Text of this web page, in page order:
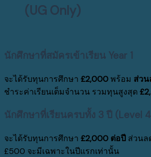
(UG Only)
นักศึกษาที่สมัครเข้าเรียน Year 1
จะได้รับทุนการศึกษา £2,000พร้อม ส่ว
ชำระค่าเรียนเต็มจำนวน รวมทุนสูงสุด
นักศึกษาที่เรียนครบทั้ง 3 ปี (Level
จะได้รับทุนการศึกษา £2,000 ต่อปี ส่วนล
£500 จะมีเฉพาะในปีแรกเท่านั้น